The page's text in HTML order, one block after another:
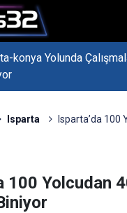
konya Yolunda
Isparta
Isparta’da 100
100 Yolcudan